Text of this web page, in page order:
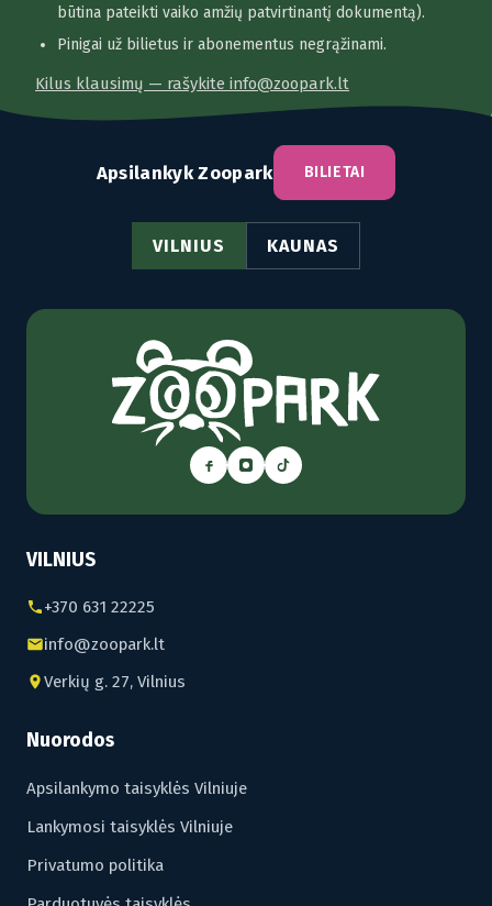
būtina pateikti vaiko amžių patvirtinantį dokumentą).
Pinigai už bilietus ir abonementus negrąžinami.
Kilus klausimų — rašykite info@zoopark.lt
Apsilankyk Zoopark BILIETAI
VILNIUS KAUNAS
VILNIUS
+370 631 22225
info@zoopark.lt
Verkių g. 27, Vilnius
Nuorodos
Apsilankymo taisyklės Vilniuje
Lankymosi taisyklės Vilniuje
Privatumo politika